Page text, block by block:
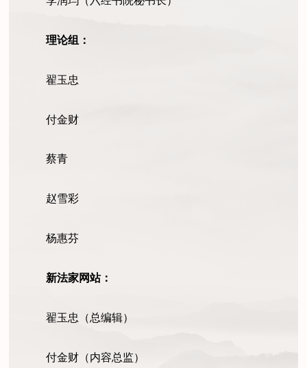
理论组：
翟玉忠
付金财
蔡青
赵雪彩
杨惠芬
新法家网站：
翟玉忠（总编辑）
付金财（内容总监）